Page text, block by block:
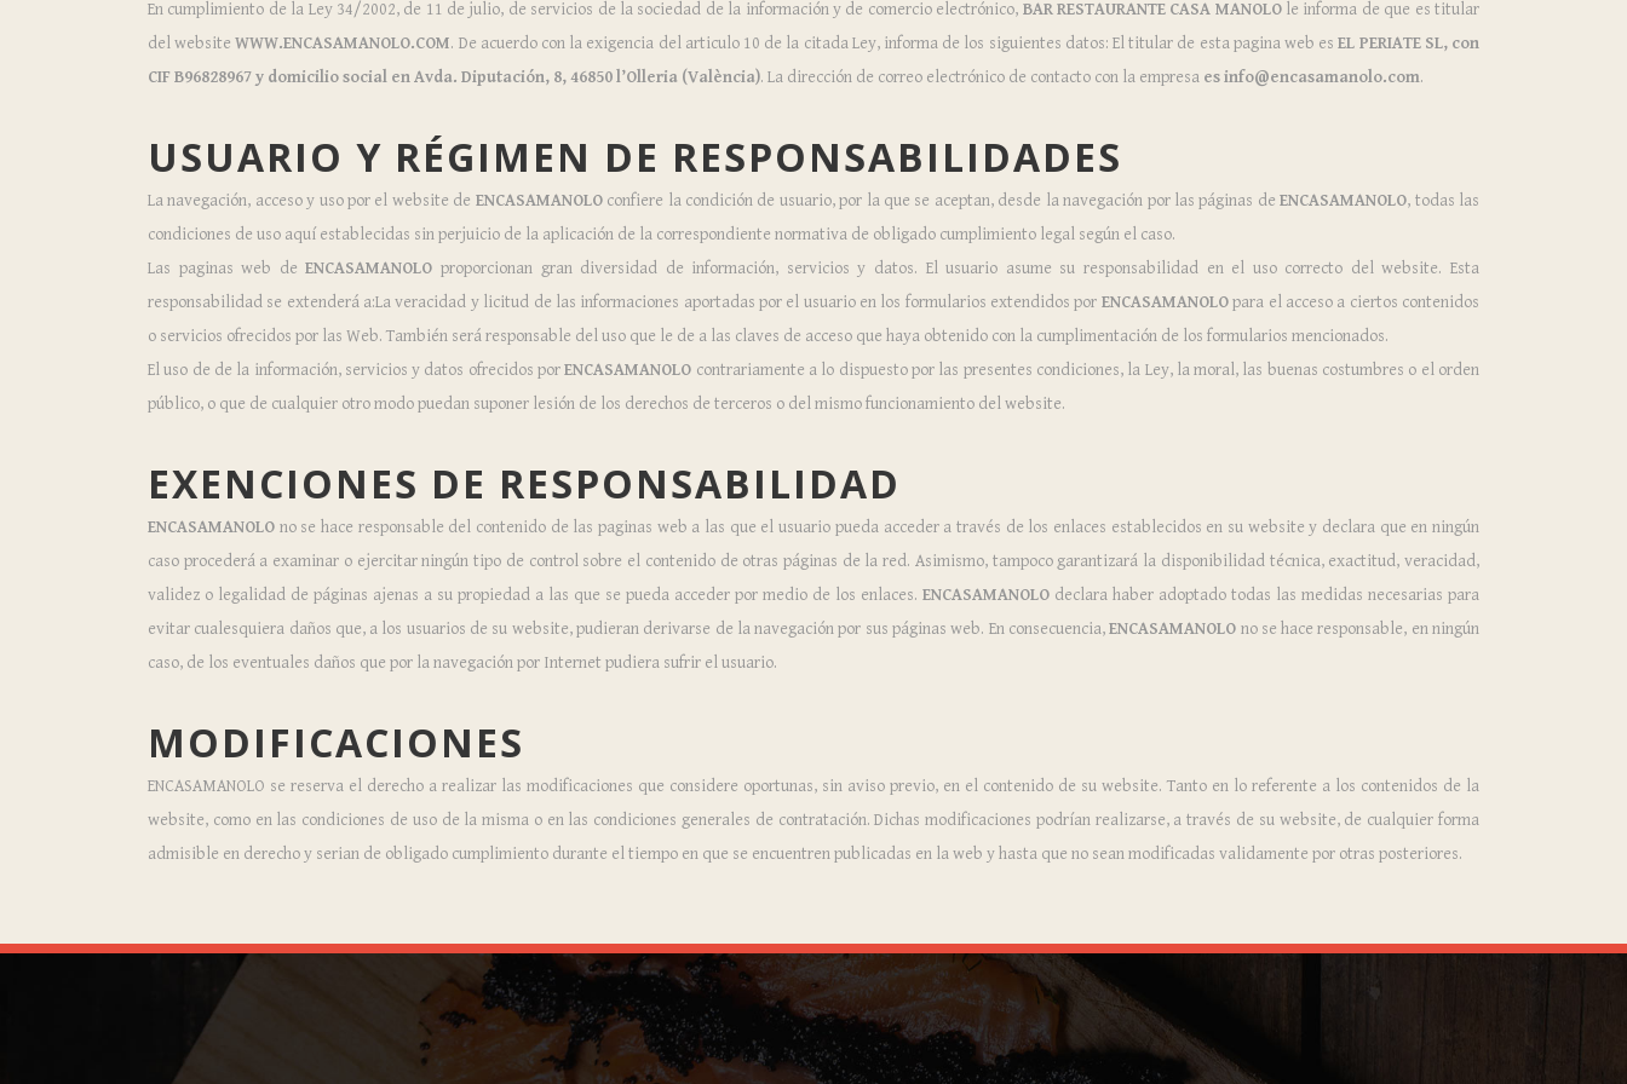
En cumplimiento de la Ley 34/2002, de 11 de julio, de servicios de la sociedad de la información y de comercio electrónico, BAR RESTAURANTE CASA MANOLOle informa de que es titular
del websiteWWW.ENCASAMANOLO.COM. De acuerdo con la exigencia del articulo 10 de la citada Ley, informa de los siguientes datos: El titular de esta pagina web esEL PERIATE SL, con
CIF B96828967 y domicilio social en Avda. Diputación, 8, 46850 l’Olleria (València). La dirección de correo electrónico de contacto con la empresa es info@encasamanolo.com.
USUARIO Y RÉGIMEN DE RESPONSABILIDADES
La navegación, acceso y uso por el website de ENCASAMANOLOconfiere la condición de usuario, por la que se aceptan, desde la navegación por las páginas deENCASAMANOLO, todas las
condiciones de uso aquí establecidas sin perjuicio de la aplicación de la correspondiente normativa de obligado cumplimiento legal según el caso.
Las paginas web deENCASAMANOLO proporcionan gran diversidad de información, servicios y datos. El usuario asume su responsabilidad en el uso correcto del website. Esta
responsabilidad se extenderá a:La veracidad y licitud de las informaciones aportadas por el usuario en los formularios extendidos por ENCASAMANOLOpara el acceso a ciertos contenidos
o servicios ofrecidos por las Web. También será responsable del uso que le de a las claves de acceso que haya obtenido con la cumplimentación de los formularios mencionados.
El uso de de la información, servicios y datos ofrecidos porENCASAMANOLO contrariamente a lo dispuesto por las presentes condiciones, la Ley, la moral, las buenas costumbres o el orden
público, o que de cualquier otro modo puedan suponer lesión de los derechos de terceros o del mismo funcionamiento del website.
EXENCIONES DE RESPONSABILIDAD
ENCASAMANOLO no se hace responsable del contenido de las paginas web a las que el usuario pueda acceder a través de los enlaces establecidos en su website y declara que en ningún
caso procederá a examinar o ejercitar ningún tipo de control sobre el contenido de otras páginas de la red. Asimismo, tampoco garantizará la disponibilidad técnica, exactitud, veracidad,
validez o legalidad de páginas ajenas a su propiedad a las que se pueda acceder por medio de los enlaces. ENCASAMANOLO declara haber adoptado todas las medidas necesarias para
evitar cualesquiera daños que, a los usuarios de su website, pudieran derivarse de la navegación por sus páginas web. En consecuencia,ENCASAMANOLO no se hace responsable, en ningún
caso, de los eventuales daños que por la navegación por Internet pudiera sufrir el usuario.
MODIFICACIONES
ENCASAMANOLO se reserva el derecho a realizar las modificaciones que considere oportunas, sin aviso previo, en el contenido de su website. Tanto en lo referente a los contenidos de la
website, como en las condiciones de uso de la misma o en las condiciones generales de contratación. Dichas modificaciones podrían realizarse, a través de su website, de cualquier forma
admisible en derecho y serian de obligado cumplimiento durante el tiempo en que se encuentren publicadas en la web y hasta que no sean modificadas validamente por otras posteriores.